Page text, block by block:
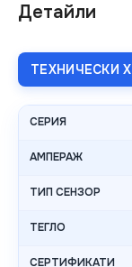
Детайли
ТЕХНИЧЕСКИ
СЕРИЯ
АМПЕРАЖ
ТИП СЕНЗОР
ТЕГЛО
СЕРТИФИКАТИ